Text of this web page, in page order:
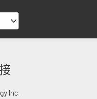
Inc.